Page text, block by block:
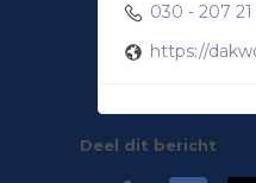
030 - 207
https://
Deel dit bericht